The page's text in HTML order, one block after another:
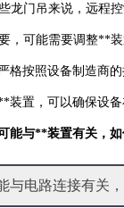
龙门吊来说，远程
，可能需要调整**
格按照设备制造商
装置，可以确保设
能与**装置有关，
与电路连接有关